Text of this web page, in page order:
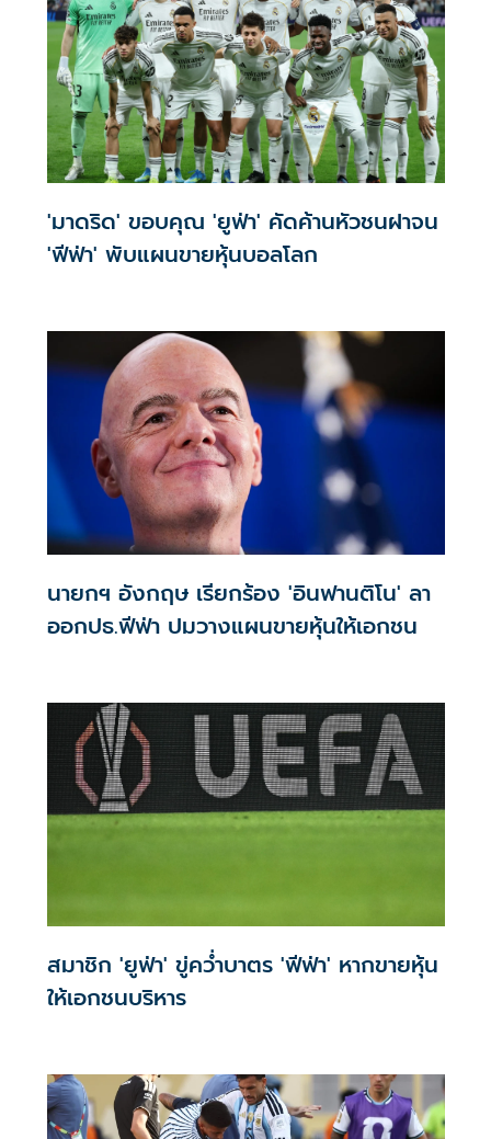
'มาดริด' ขอบคุณ 'ยูฟ่า' คัดค้านหัวชนฝาจน
'ฟีฟ่า' พับแผนขายหุ้นบอลโลก
นายกฯ อังกฤษ เรียกร้อง 'อินฟานติโน' ลา
ออกปธ.ฟีฟ่า ปมวางแผนขายหุ้นให้เอกชน
สมาชิก 'ยูฟ่า' ขู่คว่ำบาตร 'ฟีฟ่า' หากขายหุ้น
ให้เอกชนบริหาร